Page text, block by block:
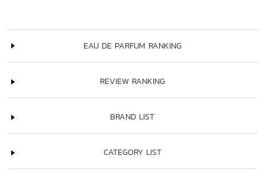
EAU DE PARFUM RANKING
REVIEW RANKING
BRAND LIST
CATEGORY LIST